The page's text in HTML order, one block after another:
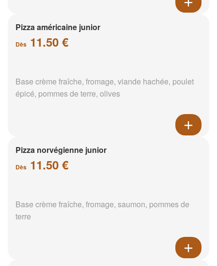
Pizza américaine junior
Dès 11.50 €
Base crème fraîche, fromage, viande hachée, poulet
épicé, pommes de terre, olives
Pizza norvégienne junior
Dès 11.50 €
Base crème fraîche, fromage, saumon, pommes de
terre